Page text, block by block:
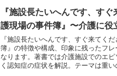
『施設長たいへんです、す
護現場の事件簿』〜介護に役
『施設長たいへんです、すぐ来てく
簿』の特徴や構成、印象に残ったフ
なります。著書では介護施設でのエ
く認知症の症状を解説。テーマは重